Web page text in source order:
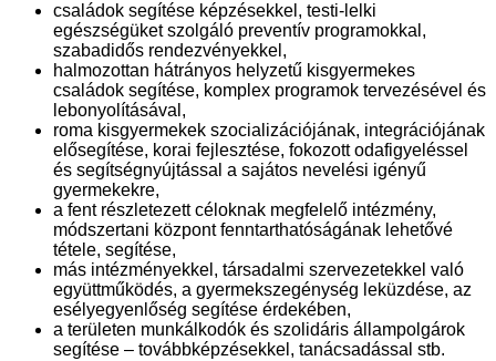
családok segítése képzésekkel, testi-lelki
egészségüket szolgáló preventív programokkal,
szabadidős rendezvényekkel,
halmozottan hátrányos helyzetű kisgyermekes
családok segítése, komplex programok tervezésével és
lebonyolításával,
roma kisgyermekek szocializációjának, integrációjának
elősegítése, korai fejlesztése, fokozott odafigyeléssel
és segítségnyújtással a sajátos nevelési igényű
gyermekekre,
a fent részletezett céloknak megfelelő intézmény,
módszertani központ fenntarthatóságának lehetővé
tétele, segítése,
más intézményekkel, társadalmi szervezetekkel való
együttműködés, a gyermekszegénység leküzdése, az
esélyegyenlőség segítése érdekében,
a területen munkálkodók és szolidáris állampolgárok
segítése – továbbképzésekkel, tanácsadással stb.